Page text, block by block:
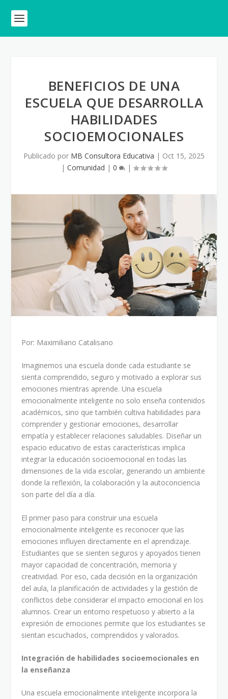
BENEFICIOS DE UNA
ESCUELA QUE DESARROLLA
HABILIDADES
SOCIOEMOCIONALES
Publicado por MB Consultora Educativa | Oct 15, 2025
| Comunidad | 0 |
Por: Maximiliano Catalisano
Imaginemos una escuela donde cada estudiante se
sienta comprendido, seguro y motivado a explorar sus
emociones mientras aprende. Una escuela
emocionalmente inteligente no solo enseña contenidos
académicos, sino que también cultiva habilidades para
comprender y gestionar emociones, desarrollar
empatía y establecer relaciones saludables. Diseñar un
espacio educativo de estas características implica
integrar la educación socioemocional en todas las
dimensiones de la vida escolar, generando un ambiente
donde la reflexión, la colaboración y la autoconciencia
son parte del día a día.
El primer paso para construir una escuela
emocionalmente inteligente es reconocer que las
emociones influyen directamente en el aprendizaje.
Estudiantes que se sienten seguros y apoyados tienen
mayor capacidad de concentración, memoria y
creatividad. Por eso, cada decisión en la organización
del aula, la planificación de actividades y la gestión de
conflictos debe considerar el impacto emocional en los
alumnos. Crear un entorno respetuoso y abierto a la
expresión de emociones permite que los estudiantes se
sientan escuchados, comprendidos y valorados.
Integración de habilidades socioemocionales en
la enseñanza
Una escuela emocionalmente inteligente incorpora la